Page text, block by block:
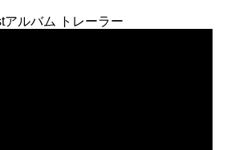
アルバム トレーラー